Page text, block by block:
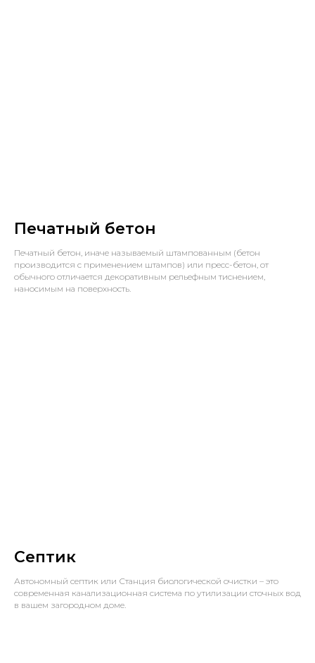
Печатный бетон
Печатный бетон, иначе называемый штампованным (бетон
производится с применением штампов) или пресс-бетон, от
обычного отличается декоративным рельефным тиснением,
наносимым на поверхность.
Септик
Автономный септик или Станция биологической очистки – это
современная канализационная система по утилизации сточных вод
в вашем загородном доме.